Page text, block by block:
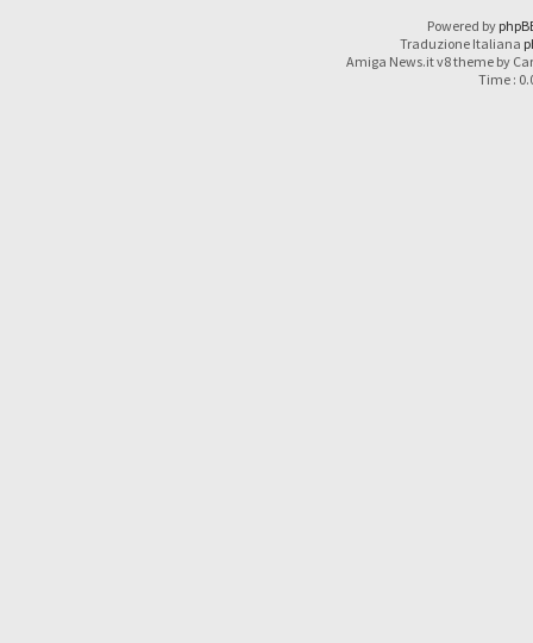
Powered by
Traduzione Italiana
Amiga News.it v8 theme by
Time :